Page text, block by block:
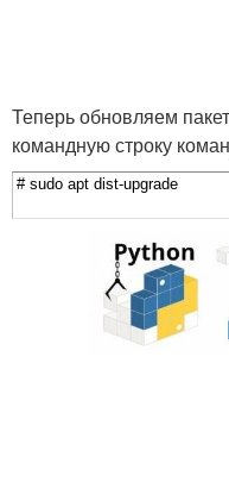
Теперь обновляем
командную строку